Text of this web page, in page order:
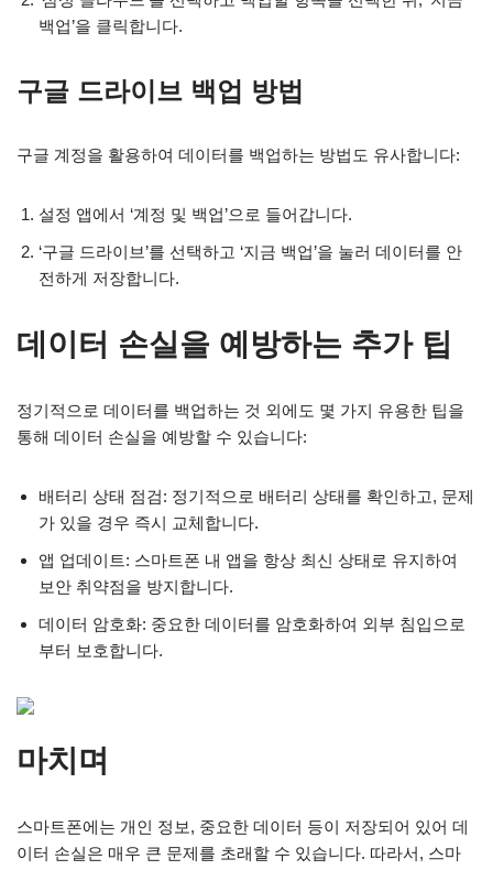
백업’을 클릭합니다.
구글 드라이브 백업 방법
구글 계정을 활용하여 데이터를 백업하는 방법도 유사합니다:
설정 앱에서 ‘계정 및 백업’으로 들어갑니다.
‘구글 드라이브’를 선택하고 ‘지금 백업’을 눌러 데이터를 안
전하게 저장합니다.
데이터 손실을 예방하는 추가 팁
정기적으로 데이터를 백업하는 것 외에도 몇 가지 유용한 팁을
통해 데이터 손실을 예방할 수 있습니다:
배터리 상태 점검: 정기적으로 배터리 상태를 확인하고, 문제
가 있을 경우 즉시 교체합니다.
앱 업데이트: 스마트폰 내 앱을 항상 최신 상태로 유지하여
보안 취약점을 방지합니다.
데이터 암호화: 중요한 데이터를 암호화하여 외부 침입으로
부터 보호합니다.
마치며
스마트폰에는 개인 정보, 중요한 데이터 등이 저장되어 있어 데
이터 손실은 매우 큰 문제를 초래할 수 있습니다. 따라서, 스마